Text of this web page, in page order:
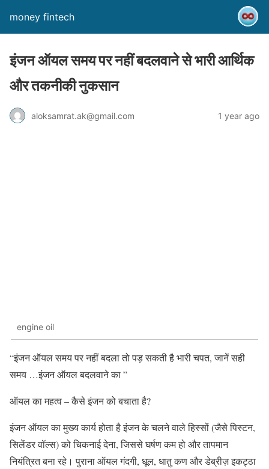
money fintech
इंजन ऑयल समय पर नहीं बदलवाने से भारी आर्थिक
और तकनीकी नुकसान
aloksamrat.ak@gmail.com 1 year ago
engine oil
“इंजन ऑयल समय पर नहीं बदला तो पड़ सकती है भारी चपत, जानें सही
समय …इंजन ऑयल बदलवाने का ”
ऑयल का महत्व – कैसे इंजन को बचाता है?
इंजन ऑयल का मुख्य कार्य होता है इंजन के चलने वाले हिस्सों (जैसे पिस्टन,
सिलेंडर वॉल्स) को चिकनाई देना, जिससे घर्षण कम हो और तापमान
नियंत्रित बना रहे। पुराना ऑयल गंदगी, धूल, धातु कण और डेब्रीज़ इकट्ठा